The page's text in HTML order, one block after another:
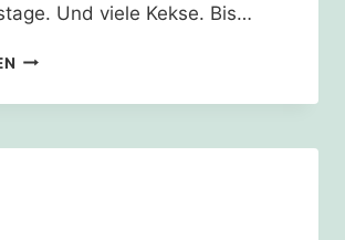
Und viele Kekse. Bis…
RÜCKBLICK
–